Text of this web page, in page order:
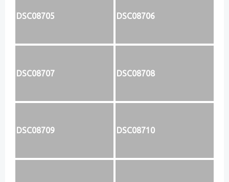
DSC08705 DSC08706
DSC08707 DSC08708
DSC08709 DSC08710